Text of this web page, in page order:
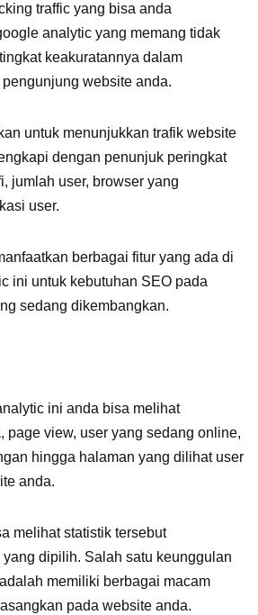
traffic yang bisa anda
analytic yang memang tidak
keakuratannya dalam
website anda.
untuk menunjukkan trafik website
dengan penunjuk peringkat
jumlah user, browser yang
user.
berbagai fitur yang ada di
ini untuk kebutuhan SEO pada
sedang dikembangkan.
ini anda bisa melihat
page view, user yang sedang online,
hingga halaman yang dilihat user
anda.
melihat statistik tersebut
dipilih. Salah satu keunggulan
memiliki berbagai macam
pada website anda.